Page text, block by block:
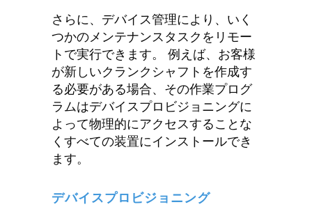
さらに、デバイス管理により、いく
つかのメンテナンスタスクをリモー
トで実行できます。 例えば、お客様
が新しいクランクシャフトを作成す
る必要がある場合、その作業プログ
ラムはデバイスプロビジョニングに
よって物理的にアクセスすることな
くすべての装置にインストールでき
ます。
デバイスプロビジョニング